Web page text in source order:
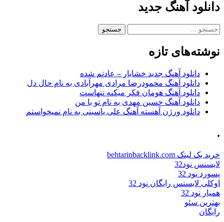
دانلود آهنگ جدید
جستجو
نوشته‌های تازه
دانلود آهنگ جدید خشایار – عادتم شده
دانلود آهنگ محمودرضا مرادی مهرآبادی به نام حال دل
دانلود آهنگ هومان فکر میکنه تنهاست
دانلود آهنگ حسین مهدی به نام تو با من
دانلود ورژن آهسته آهنگ علی یاسینی به نام نمیخواستم
.
خرید بک لینک behtarinbacklink.com
لایسنس نود32
پسورد نود 32
اوکلی لایسنس رایگان نود 32
همیار نود 32
بهترین سئو
رایگان